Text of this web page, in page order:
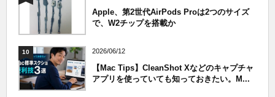
Apple、第2世代AirPods Proは2つのサイズ
で、W2チップを搭載か
10 2026/06/12
【Mac Tips】CleanShot Xなどのキャプチャ
アプリを使っていても知っておきたい。M...